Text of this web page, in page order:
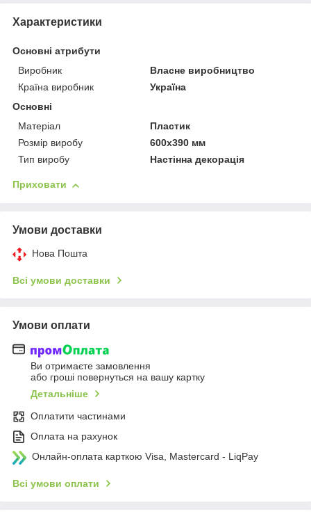
Характеристики
Основні атрибути
Виробник
Власне виробництво
Країна виробник
Україна
Основні
Матеріал
Пластик
Розмір виробу
600х390 мм
Тип виробу
Настінна декорація
Приховати
Умови доставки
Нова Пошта
Всі умови доставки
Умови оплати
Ви отримаєте замовлення
або гроші повернуться на вашу картку
Детальніше
Оплатити частинами
Оплата на рахунок
Онлайн-оплата карткою Visa, Mastercard - LiqPay
Всі умови оплати